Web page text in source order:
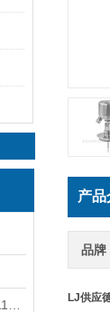
产品
品牌
LJ供应